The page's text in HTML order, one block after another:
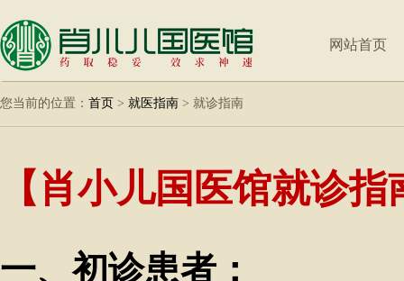
网站首页
您当前的位置： 首页 > 就医指南 > 就诊指南
【肖小儿国医馆就诊指
一、初诊患者：